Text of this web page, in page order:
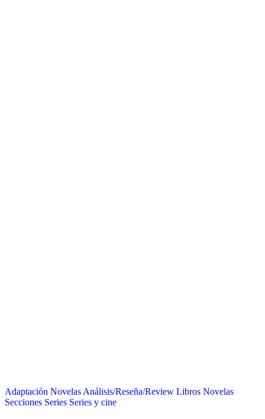
Adaptación Novelas Análisis/Reseña/Review Libros Novelas
Secciones Series Series y cine